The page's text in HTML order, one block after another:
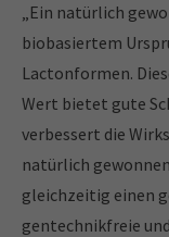
„Ein natürlich
biobasiertem
Lactonformen.
Wert bietet gute
verbessert die
natürlich
gleichzeitig einen
gentechnikfreie